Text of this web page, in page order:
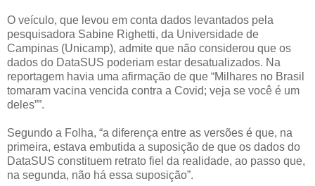
O veículo, que levou em conta dados levantados pela
pesquisadora Sabine Righetti, da Universidade de
Campinas (Unicamp), admite que não considerou que os
dados do DataSUS poderiam estar desatualizados. Na
reportagem havia uma afirmação de que “Milhares no Brasil
tomaram vacina vencida contra a Covid; veja se você é um
deles””.
Segundo a Folha, “a diferença entre as versões é que, na
primeira, estava embutida a suposição de que os dados do
DataSUS constituem retrato fiel da realidade, ao passo que,
na segunda, não há essa suposição”.